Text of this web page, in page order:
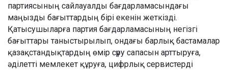
партиясының сайлауалды бағдарламасындағы
маңызды бағыттардың бірі екенін жеткізді.
Қатысушыларға партия бағдарламасының негізгі
бағыттары таныстырылып, ондағы барлық бастамалар
қазақстандықтардың өмір сүру сапасын арттыруға,
әділетті мемлекет құруға, цифрлық сервистерді